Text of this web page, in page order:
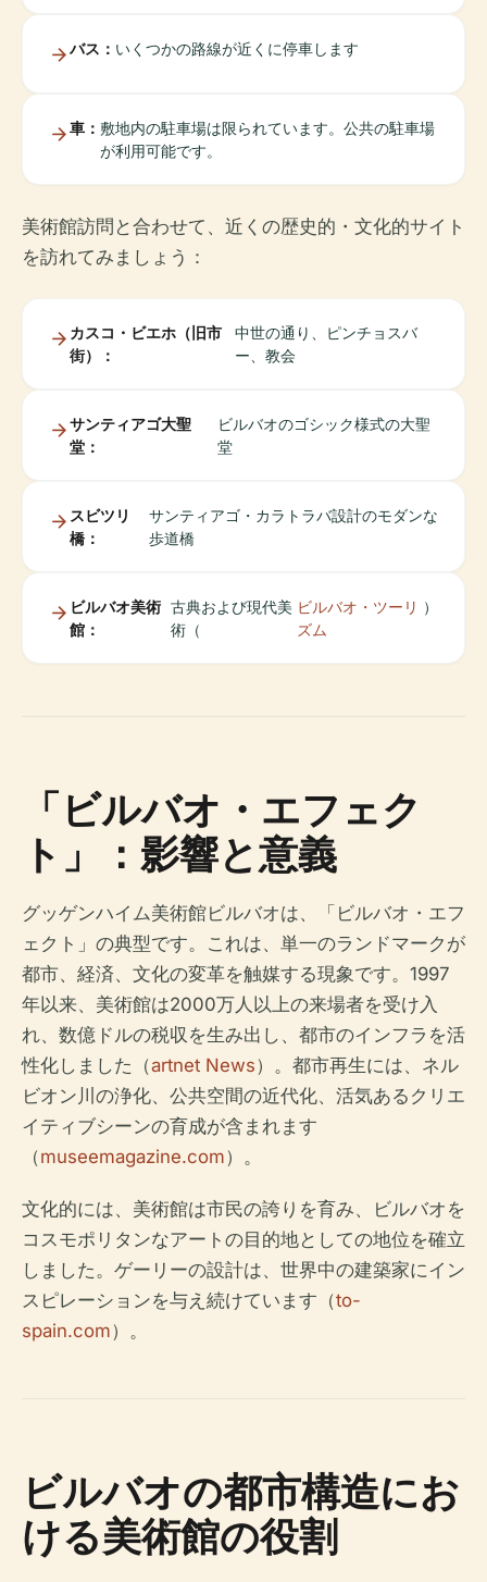
バス： いくつかの路線が近くに停車します
車： 敷地内の駐車場は限られています。公共の駐車場
が利用可能です。
美術館訪問と合わせて、近くの歴史的・文化的サイト
を訪れてみましょう：
カスコ・ビエホ（旧市
街）：
中世の通り、ピンチョスバ
ー、教会
サンティアゴ大聖
堂：
ビルバオのゴシック様式の大聖
堂
スビツリ
橋：
サンティアゴ・カラトラバ設計のモダンな
歩道橋
ビルバオ美術
館：
古典および現代美
術（
ビルバオ・ツーリ
ズム
）
「ビルバオ・エフェク
ト」：影響と意義
グッゲンハイム美術館ビルバオは、「ビルバオ・エフ
ェクト」の典型です。これは、単一のランドマークが
都市、経済、文化の変革を触媒する現象です。1997
年以来、美術館は2000万人以上の来場者を受け入
れ、数億ドルの税収を生み出し、都市のインフラを活
性化しました（artnet News）。都市再生には、ネル
ビオン川の浄化、公共空間の近代化、活気あるクリエ
イティブシーンの育成が含まれます
（museemagazine.com）。
文化的には、美術館は市民の誇りを育み、ビルバオを
コスモポリタンなアートの目的地としての地位を確立
しました。ゲーリーの設計は、世界中の建築家にイン
スピレーションを与え続けています（to-
spain.com）。
ビルバオの都市構造にお
ける美術館の役割